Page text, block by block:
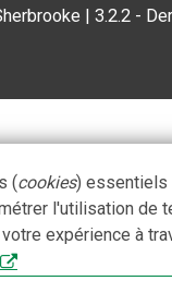
|3.2.2 -
(cookies) essentiels
l'utilisation de
expérience à